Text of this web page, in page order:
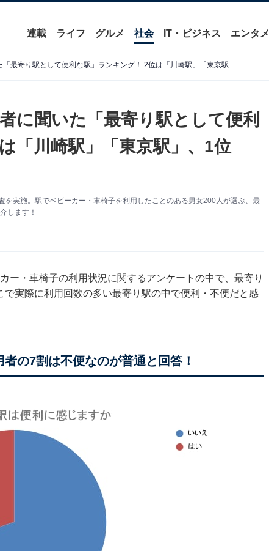
連載 ライフ グルメ 社会 IT・ビジネス エンタメ
ベビーカー・車椅子利用者に聞いた「最寄り駅として便利な駅」ランキング！ 2位は「川崎駅」「東京駅」、1位は？
に聞いた「最寄り駅として便利
「川崎駅」「東京駅」、1位
実施。駅でベビーカー・車椅子を利用したことのある男女200人が選ぶ、最
します！
ー・車椅子の利用状況に関するアンケートの中で、最寄り
実際に利用回数の多い最寄り駅の中で便利・不便だと感
の7割は不便なのが普通と回答！